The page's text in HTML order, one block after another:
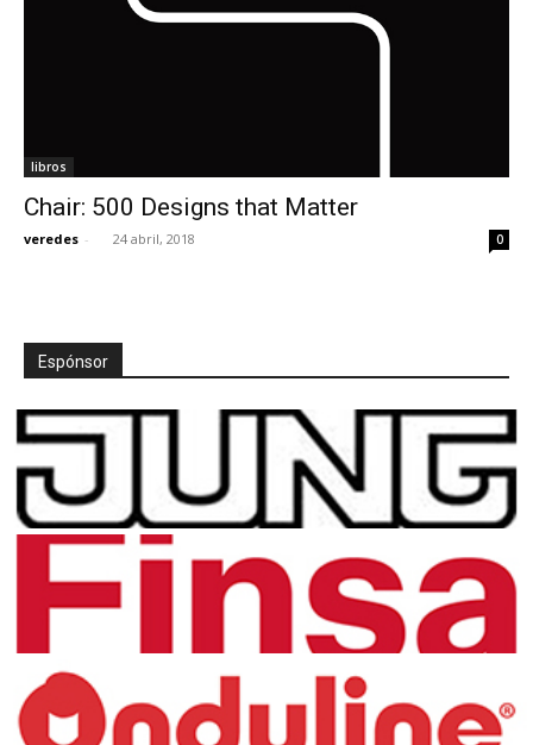
libros
Chair: 500 Designs that Matter
veredes - 24 abril, 2018 0
Espónsor